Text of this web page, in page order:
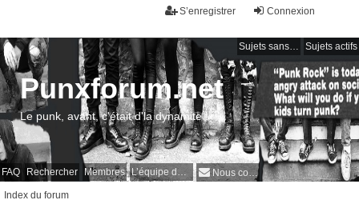
Connexion
S’enregistrer
Sujets sans réponse Sujets actifs
FAQ Rechercher Membres L’équipe du forum Nous contacter
Punxforum.net
Le punk, avant, c'était d'la dynamite !
Index du forum